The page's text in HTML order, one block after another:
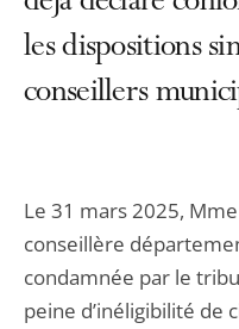
les dispositions
conseillers
Le 31 mars 2025,
conseillère
condamnée par le
peine d’inéligibilité de